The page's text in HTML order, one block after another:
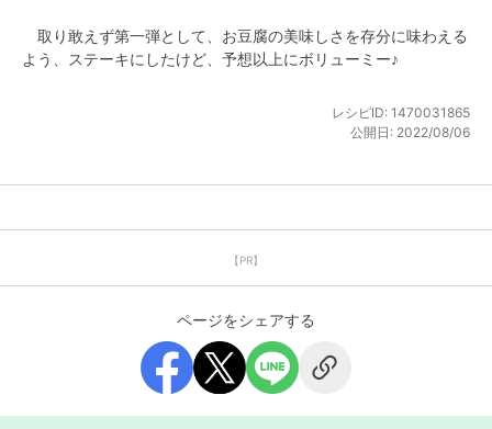
取り敢えず第一弾として、お豆腐の美味しさを存分に味わえる
よう、ステーキにしたけど、予想以上にボリューミー♪
レシピID: 1470031865
公開日: 2022/08/06
【PR】
ページをシェアする